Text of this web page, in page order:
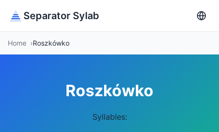
Separator Sylab
Home Roszkówko
Roszkówko
Syllables: